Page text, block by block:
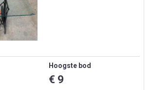
Hoogste bod
€ 9